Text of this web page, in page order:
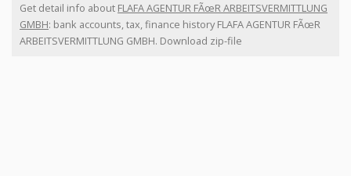
Get detail info about FLAFA AGENTUR FÃœR ARBEITSVERMITTLUNG
GMBH: bank accounts, tax, finance history FLAFA AGENTUR FÃœR
ARBEITSVERMITTLUNG GMBH. Download zip-file